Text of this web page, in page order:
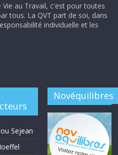
au Travail, c'est pour toutes
tous. La QVT part de soi, dans
individuelle et les
Sejean
Novéquilibres